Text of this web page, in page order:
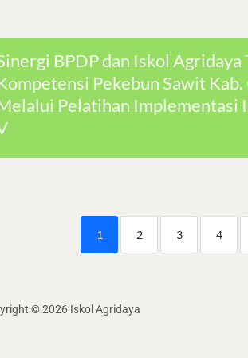
BPDP dan Iskol
Pekebun Sawit
Pelatihan Implementasi
1 2 3 4
© 2026 Iskol Agridaya